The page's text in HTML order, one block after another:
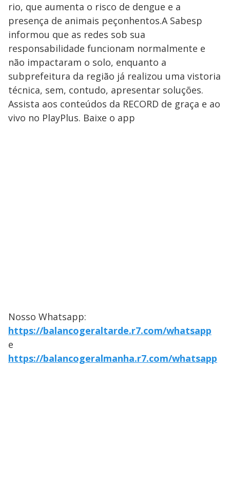
rio, que aumenta o risco de dengue e a
presença de animais peçonhentos.A Sabesp
informou que as redes sob sua
responsabilidade funcionam normalmente e
não impactaram o solo, enquanto a
subprefeitura da região já realizou uma vistoria
técnica, sem, contudo, apresentar soluções.
Assista aos conteúdos da RECORD de graça e ao
vivo no PlayPlus. Baixe o app
Nosso Whatsapp:
https://balancogeraltarde.r7.com/whatsapp
e
https://balancogeralmanha.r7.com/whatsapp